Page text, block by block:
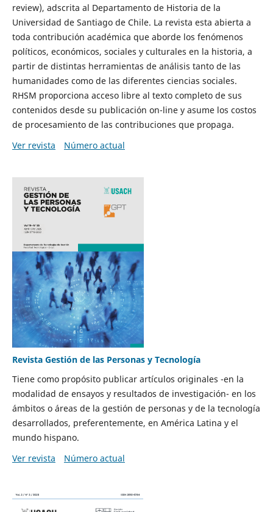
review), adscrita al Departamento de Historia de la
Universidad de Santiago de Chile. La revista esta abierta a
toda contribución académica que aborde los fenómenos
políticos, económicos, sociales y culturales en la historia, a
partir de distintas herramientas de análisis tanto de las
humanidades como de las diferentes ciencias sociales.
RHSM proporciona acceso libre al texto completo de sus
contenidos desde su publicación on-line y asume los costos
de procesamiento de las contribuciones que propaga.
Ver revista
Número actual
Revista Gestión de las Personas y Tecnología
Tiene como propósito publicar artículos originales -en la
modalidad de ensayos y resultados de investigación- en los
ámbitos o áreas de la gestión de personas y de la tecnología
desarrollados, preferentemente, en América Latina y el
mundo hispano.
Ver revista
Número actual